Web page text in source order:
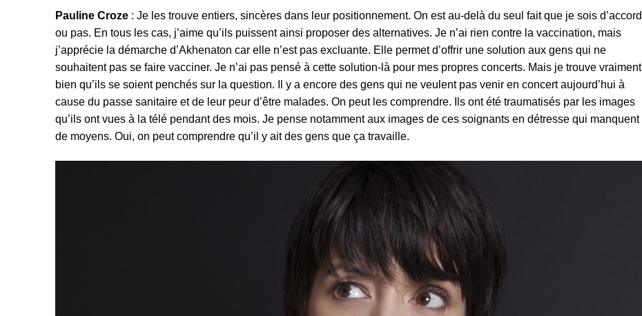
Pauline Croze : Je les trouve entiers, sincères dans leur positionnement. On est au-delà du seul fait que je sois d’accord
ou pas. En tous les cas, j’aime qu’ils puissent ainsi proposer des alternatives. Je n’ai rien contre la vaccination, mais
j’apprécie la démarche d’Akhenaton car elle n’est pas excluante. Elle permet d’offrir une solution aux gens qui ne
souhaitent pas se faire vacciner. Je n’ai pas pensé à cette solution-là pour mes propres concerts. Mais je trouve vraiment
bien qu’ils se soient penchés sur la question. Il y a encore des gens qui ne veulent pas venir en concert aujourd’hui à
cause du passe sanitaire et de leur peur d’être malades. On peut les comprendre. Ils ont été traumatisés par les images
qu’ils ont vues à la télé pendant des mois. Je pense notamment aux images de ces soignants en détresse qui manquent
de moyens. Oui, on peut comprendre qu’il y ait des gens que ça travaille.